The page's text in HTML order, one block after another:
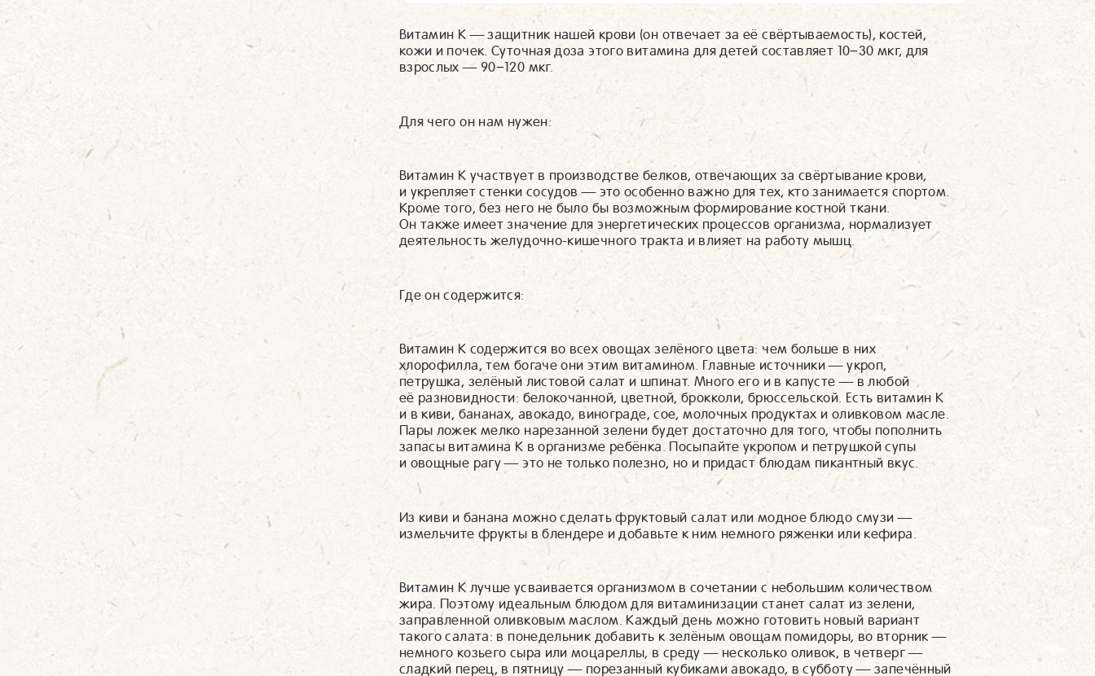
Витамин К — защитник нашей крови (он отвечает за её свёртываемость), костей,
кожи и почек. Суточная доза этого витамина для детей составляет 10−30 мкг, для
взрослых — 90−120 мкг.
Для чего он нам нужен:
Витамин К участвует в производстве белков, отвечающих за свёртывание крови,
и укрепляет стенки сосудов — это особенно важно для тех, кто занимается спортом.
Кроме того, без него не было бы возможным формирование костной ткани.
Он также имеет значение для энергетических процессов организма, нормализует
деятельность желудочно-кишечного тракта и влияет на работу мышц.
Где он содержится:
Витамин К содержится во всех овощах зелёного цвета: чем больше в них
хлорофилла, тем богаче они этим витамином. Главные источники — укроп,
петрушка, зелёный листовой салат и шпинат. Много его и в капусте — в любой
её разновидности: белокочанной, цветной, брокколи, брюссельской. Есть витамин К
и в киви, бананах, авокадо, винограде, сое, молочных продуктах и оливковом масле.
Пары ложек мелко нарезанной зелени будет достаточно для того, чтобы пополнить
запасы витамина К в организме ребёнка. Посыпайте укропом и петрушкой супы
и овощные рагу — это не только полезно, но и придаст блюдам пикантный вкус.
Из киви и банана можно сделать фруктовый салат или модное блюдо смузи —
измельчите фрукты в блендере и добавьте к ним немного ряженки или кефира.
Витамин К лучше усваивается организмом в сочетании с небольшим количеством
жира. Поэтому идеальным блюдом для витаминизации станет салат из зелени,
заправленной оливковым маслом. Каждый день можно готовить новый вариант
такого салата: в понедельник добавить к зелёным овощам помидоры, во вторник —
немного козьего сыра или моцареллы, в среду — несколько оливок, в четверг —
сладкий перец, в пятницу — порезанный кубиками авокадо, в субботу — запечённый